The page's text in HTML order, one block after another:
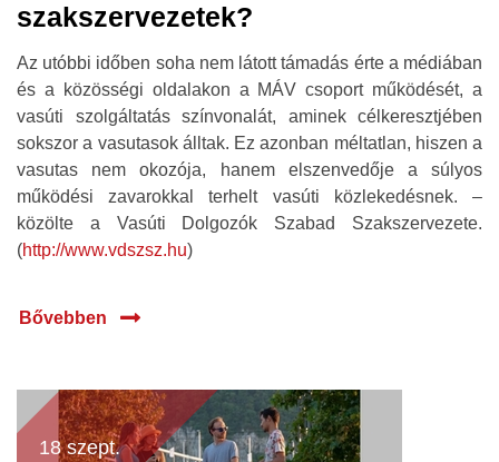
szakszervezetek?
Az utóbbi időben soha nem látott támadás érte a médiában
és a közösségi oldalakon a MÁV csoport működését, a
vasúti szolgáltatás színvonalát, aminek célkeresztjében
sokszor a vasutasok álltak. Ez azonban méltatlan, hiszen a
vasutas nem okozója, hanem elszenvedője a súlyos
működési zavarokkal terhelt vasúti közlekedésnek. –
közölte a Vasúti Dolgozók Szabad Szakszervezete.
(http://www.vdszsz.hu)
Bővebben
18 szept.